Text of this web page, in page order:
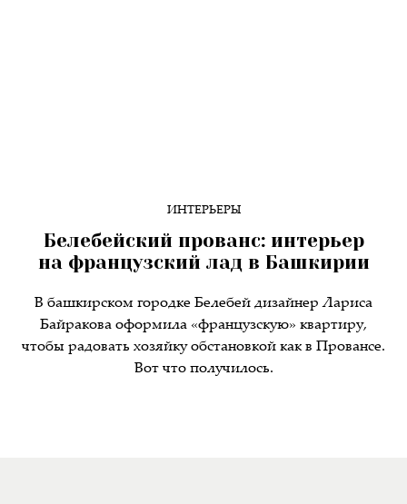
ИНТЕРЬЕРЫ
Белебейский прованс: интерьер
на французский лад в Башкирии
В башкирском городке Белебей дизайнер Лариса
Байракова оформила «французскую» квартиру,
чтобы радовать хозяйку обстановкой как в Провансе.
Вот что получилось.